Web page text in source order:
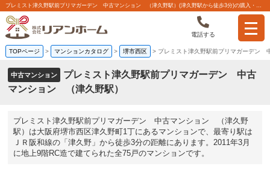
プレミスト津久野駅前プリマガーデン 中古マンション （津久野駅）(津久野駅から徒歩3分)の購入・売り物件、売却査定・相場・売却価格マンション情報｜株式会社リアンホーム
電話する
TOPページ > マンションカタログ > 堺市西区 > プレミスト津久野駅前プリマガーデン
中古マンション
プレミスト津久野駅前プリマガーデン 中古
マンション （津久野駅）
プレミスト津久野駅前プリマガーデン 中古マンション （津久野
駅）は大阪府堺市西区津久野町1丁にあるマンションで、最寄り駅は
ＪＲ阪和線の「津久野」から徒歩3分の距離にあります。2011年3月
に地上9階RC造で建てられた全75戸のマンションです。